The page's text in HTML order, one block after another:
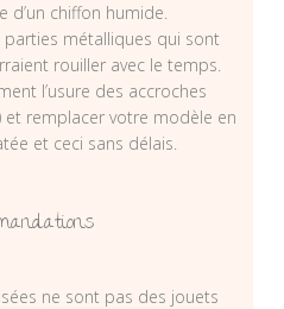
d’un chiffon humide.
parties métalliques qui sont
rouiller avec le temps.
l’usure des accroches
et remplacer votre modèle en
et ceci sans délais.
ne sont pas des jouets